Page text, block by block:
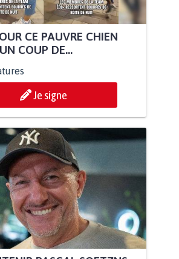
CE PAUVRE CHIEN
COUP DE...
Je signe